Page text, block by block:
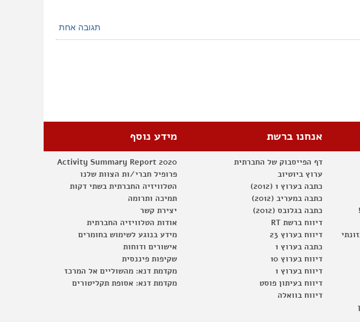
תגובה אחת
אנחנו ברשת
דף הפייסבוק של החברתית
ערוץ ביוטיוב
כתבה בערוץ 1 (2012)
כתבה במעריב (2012)
כתבה בגלובס (2012)
דיווח ברשת RT
דיווח בערוץ 23
כתבה בערוץ 1
דיווח בערוץ 10
דיווח בערוץ 1
דיווח בעיתון פוסט
דיווח בוואלה
מידע נוסף
Activity Summary Report 2020
פרופיל חברי/ות הצוות שלנו
הטלוויזיה החברתית בשתי דקות
תמיכה ותרומה
יצירת קשר
אודות הטלוויזיה החברתית
מידע בנוגע לשימוש בחומרים
אישורים ודוחות
שקיפות פיננסית
מקדמת דנא: מהשוליים אל המרכז
מקדמת דנא: אסופת תקליטורים